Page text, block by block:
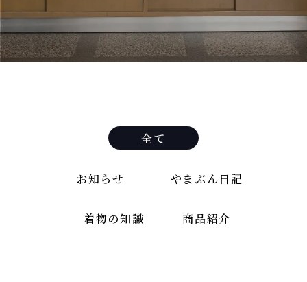
全て
お知らせ やまぶん日記
着物の知識 商品紹介